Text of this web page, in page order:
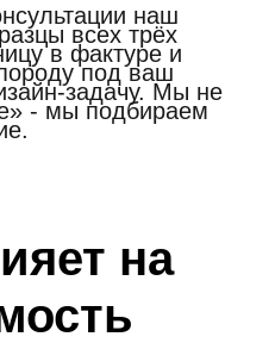
наш
всех трёх
в фактуре и
под ваш
задачу. Мы не
- мы подбираем
на